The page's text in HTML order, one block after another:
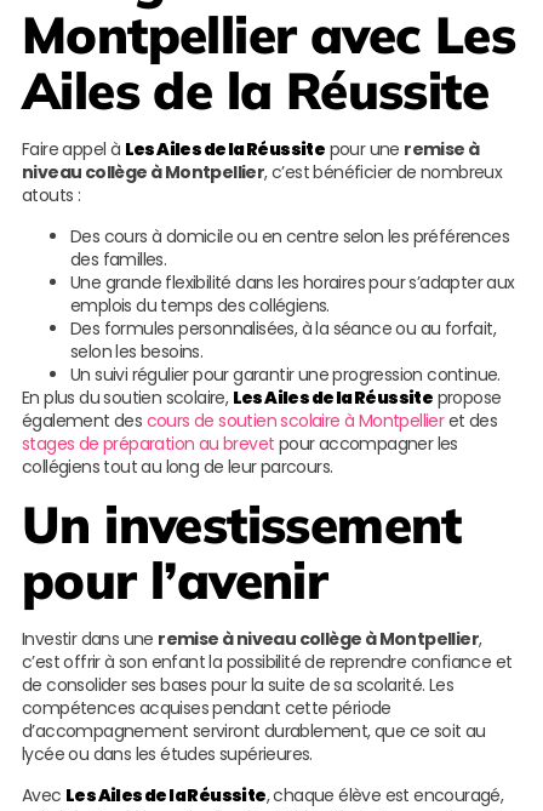
Montpellier avec Les
Ailes de la Réussite
Faire appel à Les Ailes de la Réussite pour une remise à
niveau collège à Montpellier, c’est bénéficier de nombreux
atouts :
Des cours à domicile ou en centre selon les préférences
des familles.
Une grande flexibilité dans les horaires pour s’adapter aux
emplois du temps des collégiens.
Des formules personnalisées, à la séance ou au forfait,
selon les besoins.
Un suivi régulier pour garantir une progression continue.
En plus du soutien scolaire, Les Ailes de la Réussite propose
également des cours de soutien scolaire à Montpellieret des
stages de préparation au brevet pour accompagner les
collégiens tout au long de leur parcours.
Un investissement
pour l’avenir
Investir dans une remise à niveau collège à Montpellier,
c’est offrir à son enfant la possibilité de reprendre confiance et
de consolider ses bases pour la suite de sa scolarité. Les
compétences acquises pendant cette période
d’accompagnement serviront durablement, que ce soit au
lycée ou dans les études supérieures.
Avec Les Ailes de la Réussite, chaque élève est encouragé,